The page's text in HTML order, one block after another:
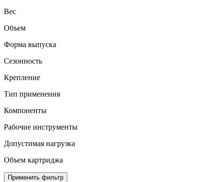
Вес
Объем
Форма выпуска
Сезонность
Крепление
Тип применения
Компоненты
Рабочие инструменты
Допустимая нагрузка
Объем картриджа
Применить фильтр